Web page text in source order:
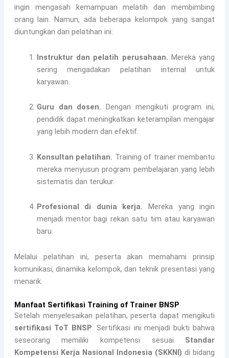
ingin mengasah kemampuan melatih dan membimbing
orang lain. Namun, ada beberapa kelompok yang sangat
diuntungkan dari pelatihan ini:
Instruktur dan pelatih perusahaan. Mereka yang
sering mengadakan pelatihan internal untuk
karyawan.
Guru dan dosen. Dengan mengikuti program ini,
pendidik dapat meningkatkan keterampilan mengajar
yang lebih modern dan efektif.
Konsultan pelatihan. Training of trainer membantu
mereka menyusun program pembelajaran yang lebih
sistematis dan terukur.
Profesional di dunia kerja. Mereka yang ingin
menjadi mentor bagi rekan satu tim atau karyawan
baru.
Melalui pelatihan ini, peserta akan memahami prinsip
komunikasi, dinamika kelompok, dan teknik presentasi yang
menarik.
Manfaat Sertifikasi Training of Trainer BNSP
Setelah menyelesaikan pelatihan, peserta dapat mengikuti
sertifikasi ToT BNSP. Sertifikasi ini menjadi bukti bahwa
seseorang memiliki kompetensi sesuai Standar
Kompetensi Kerja Nasional Indonesia (SKKNI) di bidang